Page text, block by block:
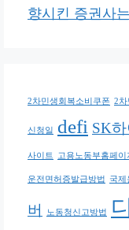
향시킨 증권사
2차민생회복소비쿠폰 2차
신청일 defi SK
사이트 고용노동부홈페이
운전면허증발급방법 국제
버
노동청신고방법